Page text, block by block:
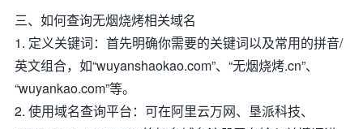
三、如何查询无烟烧烤相关域名
1. 定义关键词：首先明确你需要的关键词以及常用的拼音/
英文组合，如“wuyanshaokao.com”、“无烟烧烤.cn”、
“wuyankao.com”等。
2. 使用域名查询平台：可在阿里云万网、垦派科技、